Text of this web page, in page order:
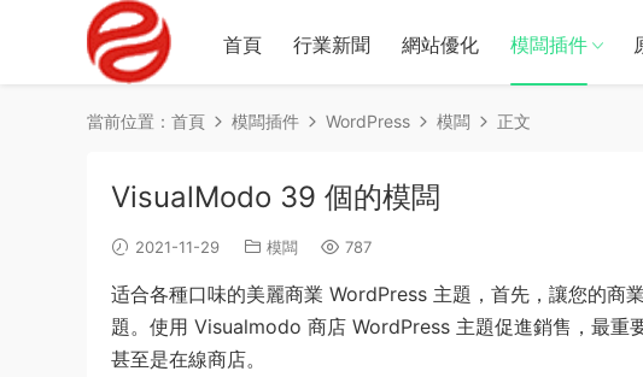
首頁 行業新聞 網站優化 模闆插件
當前位置： 首頁 模闆插件 WordPress 模闆 正文
VisualModo 39 個的模闆
2021-11-29 模闆 787
适合各種口味的美麗商業 WordPress 主題，首先，讓您的商業
題。使用 Visualmodo 商店 WordPress 主題促進銷售，最重
甚至是在線商店。